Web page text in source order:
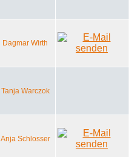
Dagmar Wirth
Tanja Warczok
Anja Schlosser